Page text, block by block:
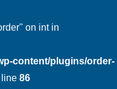
on int in
content/plugins/order-
86